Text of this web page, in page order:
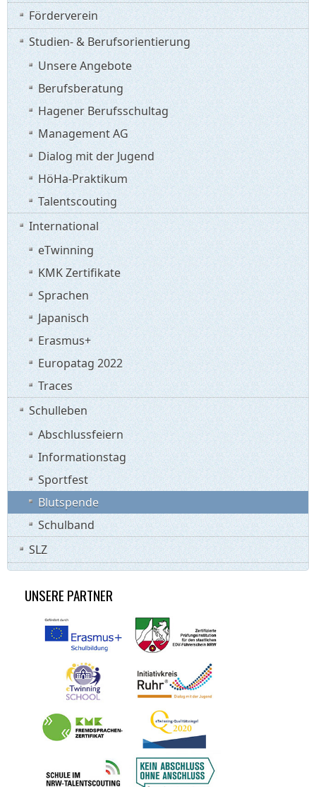
Förderverein
Studien- & Berufsorientierung
Unsere Angebote
Berufsberatung
Hagener Berufsschultag
Management AG
Dialog mit der Jugend
HöHa-Praktikum
Talentscouting
International
eTwinning
KMK Zertifikate
Sprachen
Japanisch
Erasmus+
Europatag 2022
Traces
Schulleben
Abschlussfeiern
Informationstag
Sportfest
Blutspende
Schulband
SLZ
UNSERE PARTNER